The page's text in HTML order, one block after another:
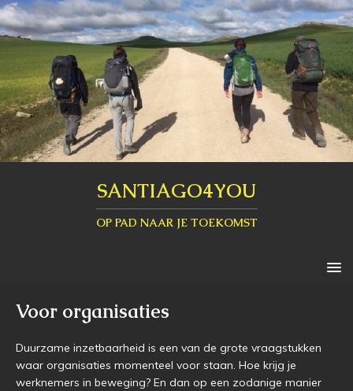
SANTIAGO4YOU
OP PAD NAAR JE TOEKOMST
Voor organisaties
Duurzame inzetbaarheid is een van de grote vraagstukken
waar organisaties momenteel voor staan. Hoe krijg je
werknemers in beweging? En dan op een zodanige manier